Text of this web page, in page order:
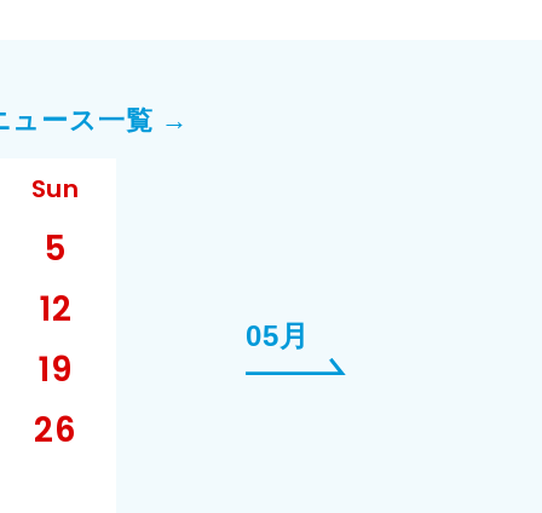
ュース一覧 →
Sun
5
12
19
26
05月